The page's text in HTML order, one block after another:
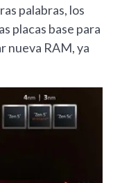
palabras, los
placas base para
nueva RAM, ya